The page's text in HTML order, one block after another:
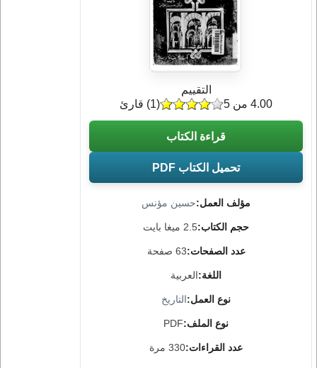
مؤلف العمل:حسين مؤنس
حجم الكتاب:2.5 ميغا بايت
عدد الصفحات:63 صفحة
اللغة:العربية
نوع العمل:التاريخ
نوع الملف:PDF
عدد القراءات:330 مرة
التقييم
(
1) قارئ 4.00 من 5
قراءة الكتاب
تحميل الكتاب PDF